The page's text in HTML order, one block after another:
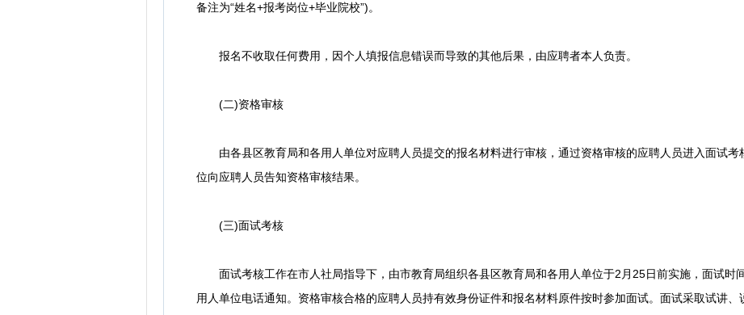
备注为“姓名+报考岗位+毕业院校”)。
报名不收取任何费用，因个人填报信息错误而导致的其他后果，由应聘者本人负责。
(二)资格审核
由各县区教育局和各用人单位对应聘人员提交的报名材料进行审核，通过资格审核的应聘人员进入面试考
位向应聘人员告知资格审核结果。
(三)面试考核
面试考核工作在市人社局指导下，由市教育局组织各县区教育局和各用人单位于2月25日前实施，面试时
用人单位电话通知。资格审核合格的应聘人员持有效身份证件和报名材料原件按时参加面试。面试采取试讲